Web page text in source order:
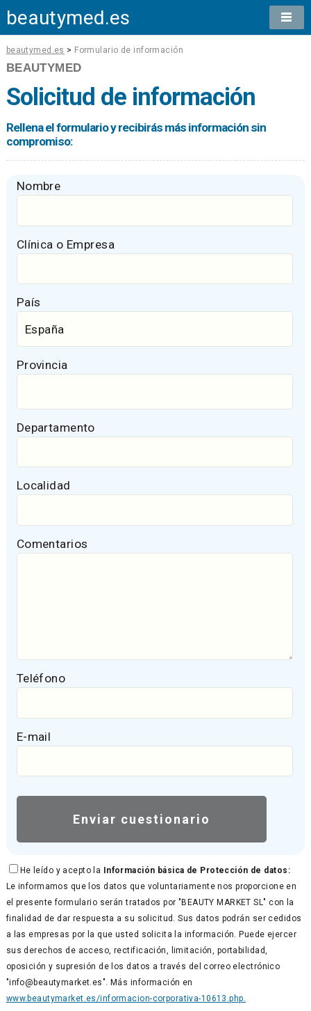
beautymed.es
beautymed.es > Formulario de información
BEAUTYMED
Solicitud de información
Rellena el formulario y recibirás más información sin
compromiso:
Nombre
Clínica o Empresa
País
Provincia
Departamento
Localidad
Comentarios
Teléfono
E-mail
He leído y acepto la Información básica de Protección de datos:
Le informamos que los datos que voluntariamente nos proporcione en
el presente formulario serán tratados por "BEAUTY MARKET SL" con la
finalidad de dar respuesta a su solicitud. Sus datos podrán ser cedidos
a las empresas por la que usted solicita la información. Puede ejercer
sus derechos de acceso, rectificación, limitación, portabilidad,
oposición y supresión de los datos a través del correo electrónico
"info@beautymarket.es". Más información en
www.beautymarket.es/informacion-corporativa-10613.php.